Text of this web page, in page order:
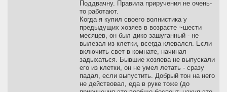
Поддвачну. Правила приручения не очень-
то работают.
Когда я купил своего волнистика у
предыдущих хозяев в возрасте ~шести
месяцев, он был дико зашуганный - не
вылезал из клетки, всегда клевался. Если
включить свет в комнате, начинал
задыхаться. Бывшие хозяева не выпускали
его из клетки, он не умел летать - сразу
падал, если выпустить. Добрый тон на него
не действовал, еда в руке тоже (до